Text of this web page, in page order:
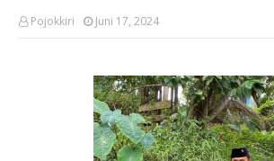
Pojokkiri Juni 17, 2024